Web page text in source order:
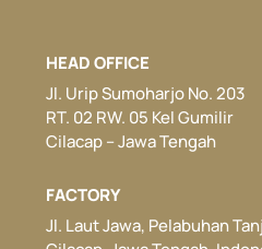
HEAD OFFICE
Jl. Urip Sumoharjo No. 203
RT. 02 RW. 05 Kel Gumilir
Cilacap – Jawa Tengah
FACTORY
Jl. Laut Jawa, Pelabuhan